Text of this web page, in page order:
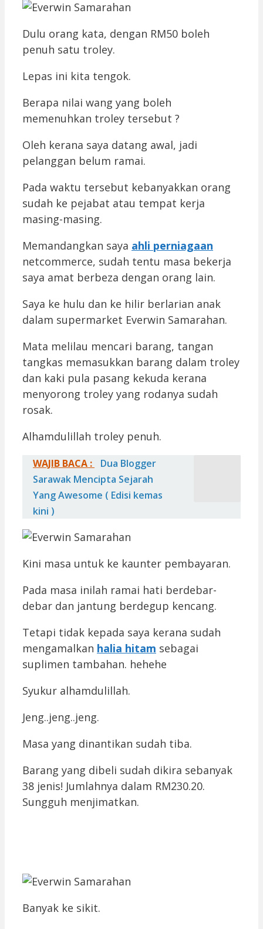
Dulu orang kata, dengan RM50 boleh
penuh satu troley.
Lepas ini kita tengok.
Berapa nilai wang yang boleh
memenuhkan troley tersebut ?
Oleh kerana saya datang awal, jadi
pelanggan belum ramai.
Pada waktu tersebut kebanyakkan orang
sudah ke pejabat atau tempat kerja
masing-masing.
Memandangkan saya ahli perniagaan
netcommerce, sudah tentu masa bekerja
saya amat berbeza dengan orang lain.
Saya ke hulu dan ke hilir berlarian anak
dalam supermarket Everwin Samarahan.
Mata melilau mencari barang, tangan
tangkas memasukkan barang dalam troley
dan kaki pula pasang kekuda kerana
menyorong troley yang rodanya sudah
rosak.
Alhamdulillah troley penuh.
WAJIB BACA :
Dua Blogger
Sarawak Mencipta Sejarah
Yang Awesome ( Edisi kemas
kini )
Kini masa untuk ke kaunter pembayaran.
Pada masa inilah ramai hati berdebar-
debar dan jantung berdegup kencang.
Tetapi tidak kepada saya kerana sudah
mengamalkan halia hitam sebagai
suplimen tambahan. hehehe
Syukur alhamdulillah.
Jeng..jeng..jeng.
Masa yang dinantikan sudah tiba.
Barang yang dibeli sudah dikira sebanyak
38 jenis! Jumlahnya dalam RM230.20.
Sungguh menjimatkan.
Banyak ke sikit.